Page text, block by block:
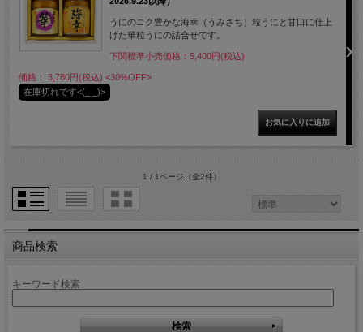
うにのコク豊かな海幸（うみさち）粒うにと甘口に仕上
げた華粒うにの詰合せです。
下関標準小売価格：5,400円(税込)
価格： 3,780円(税込) <30%OFF>
在庫切れです<(_ _)>
1 / 1ページ（全2件）
商品検索
キーワード検索